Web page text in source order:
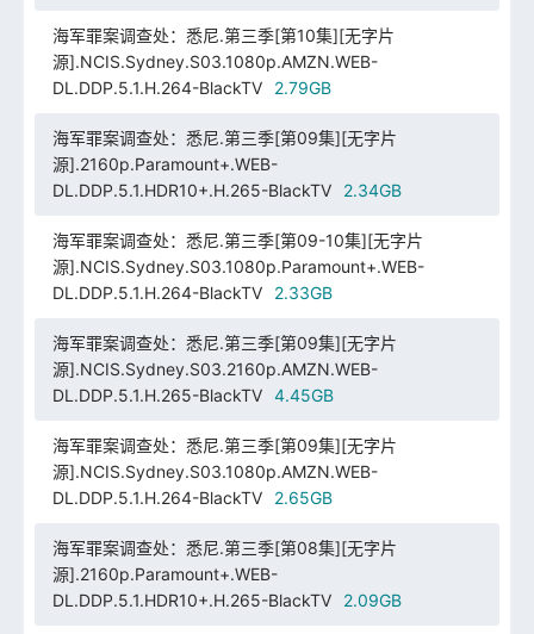
海军罪案调查处：悉尼.第三季[第10集][无字片
源].NCIS.Sydney.S03.1080p.AMZN.WEB-
DL.DDP.5.1.H.264-BlackTV
2.79GB
海军罪案调查处：悉尼.第三季[第09集][无字片
源].2160p.Paramount+.WEB-
DL.DDP.5.1.HDR10+.H.265-BlackTV
2.34GB
海军罪案调查处：悉尼.第三季[第09-10集][无字片
源].NCIS.Sydney.S03.1080p.Paramount+.WEB-
DL.DDP.5.1.H.264-BlackTV
2.33GB
海军罪案调查处：悉尼.第三季[第09集][无字片
源].NCIS.Sydney.S03.2160p.AMZN.WEB-
DL.DDP.5.1.H.265-BlackTV
4.45GB
海军罪案调查处：悉尼.第三季[第09集][无字片
源].NCIS.Sydney.S03.1080p.AMZN.WEB-
DL.DDP.5.1.H.264-BlackTV
2.65GB
海军罪案调查处：悉尼.第三季[第08集][无字片
源].2160p.Paramount+.WEB-
DL.DDP.5.1.HDR10+.H.265-BlackTV
2.09GB